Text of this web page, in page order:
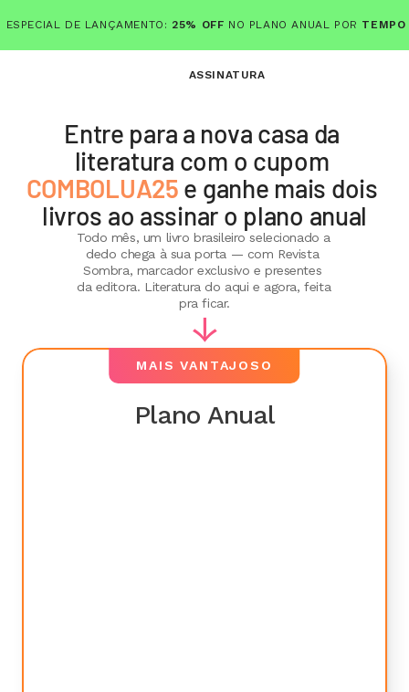
ESPECIAL DE LANÇAMENTO: 25% OFF NO PLANO ANUAL POR
ASSINATURA
Entre para a nova casa da
COMBOLUA25 e ganhe mais dois
livros ao assinar o plano anual
Todo mês, um livro brasileiro selecionado a
dedo chega à sua porta — com Revista
Sombra, marcador exclusivo e presentes
da editora. Literatura do aqui e agora, feita
pra ficar.
→
MAIS VANTAJOSO
Plano Anual